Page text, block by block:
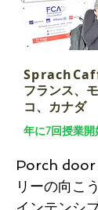
フランス、
コ、カナダ
年に7回授業開
Porch door
リーの向こう